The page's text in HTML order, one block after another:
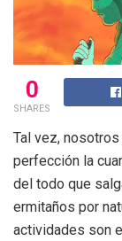
0
SHARES
Tal vez,
perfección la
del todo que
ermitaños por
actividades son